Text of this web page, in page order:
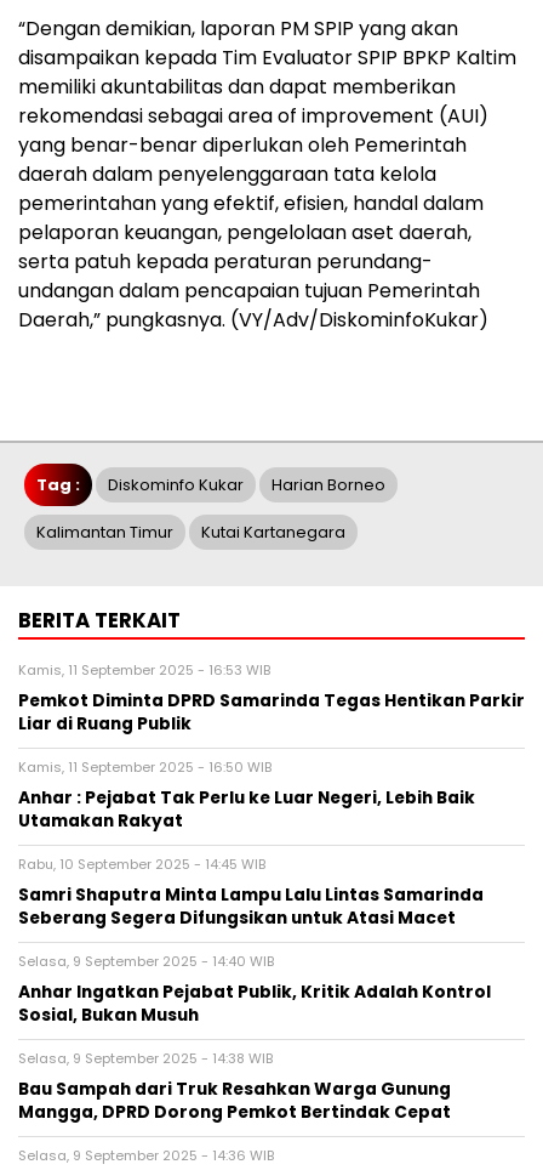
“Dengan demikian, laporan PM SPIP yang akan
disampaikan kepada Tim Evaluator SPIP BPKP Kaltim
memiliki akuntabilitas dan dapat memberikan
rekomendasi sebagai area of improvement (AUI)
yang benar-benar diperlukan oleh Pemerintah
daerah dalam penyelenggaraan tata kelola
pemerintahan yang efektif, efisien, handal dalam
pelaporan keuangan, pengelolaan aset daerah,
serta patuh kepada peraturan perundang-
undangan dalam pencapaian tujuan Pemerintah
Daerah,” pungkasnya. (VY/Adv/DiskominfoKukar)
Tag : Diskominfo Kukar Harian Borneo
Kalimantan Timur Kutai Kartanegara
BERITA TERKAIT
Kamis, 11 September 2025 - 16:53 WIB
Pemkot Diminta DPRD Samarinda Tegas Hentikan Parkir
Liar di Ruang Publik
Kamis, 11 September 2025 - 16:50 WIB
Anhar : Pejabat Tak Perlu ke Luar Negeri, Lebih Baik
Utamakan Rakyat
Rabu, 10 September 2025 - 14:45 WIB
Samri Shaputra Minta Lampu Lalu Lintas Samarinda
Seberang Segera Difungsikan untuk Atasi Macet
Selasa, 9 September 2025 - 14:40 WIB
Anhar Ingatkan Pejabat Publik, Kritik Adalah Kontrol
Sosial, Bukan Musuh
Selasa, 9 September 2025 - 14:38 WIB
Bau Sampah dari Truk Resahkan Warga Gunung
Mangga, DPRD Dorong Pemkot Bertindak Cepat
Selasa, 9 September 2025 - 14:36 WIB